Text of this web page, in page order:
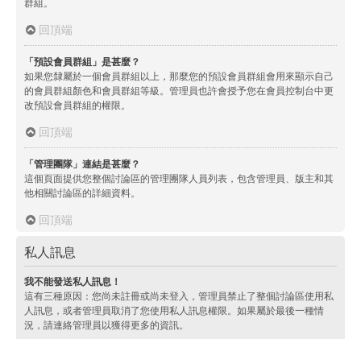
群組。
回頂端
「預設會員群組」是甚麼？
如果您隸屬於一個會員群組以上，那麼您的預設會員群組會用來顯示自己
的會員群組顏色和會員群組等級。管理員也許會授予您在會員控制台中更
改預設會員群組的權限。
回頂端
「管理團隊」連結是甚麼？
這個頁面提供您整個討論區的管理團隊人員列表，包含管理員、版主和其
他相關討論區的詳細資料。
回頂端
私人訊息
我不能發送私人訊息！
這有三種原因：您尚未註冊或尚未登入，管理員禁止了整個討論區使用私
人訊息，或者管理員取消了您使用私人訊息權限。如果屬於最後一種情
況，請連絡管理員以獲得更多的資訊。